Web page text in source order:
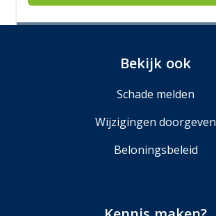
Bekijk ook
Schade melden
Wijzigingen doorgeven
Beloningsbeleid